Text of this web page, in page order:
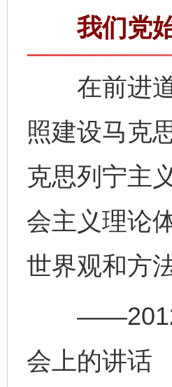
我们党始
在前进道
照建设马克
克思列宁主
会主义理论
世界观和方
——2012年
会上的讲话